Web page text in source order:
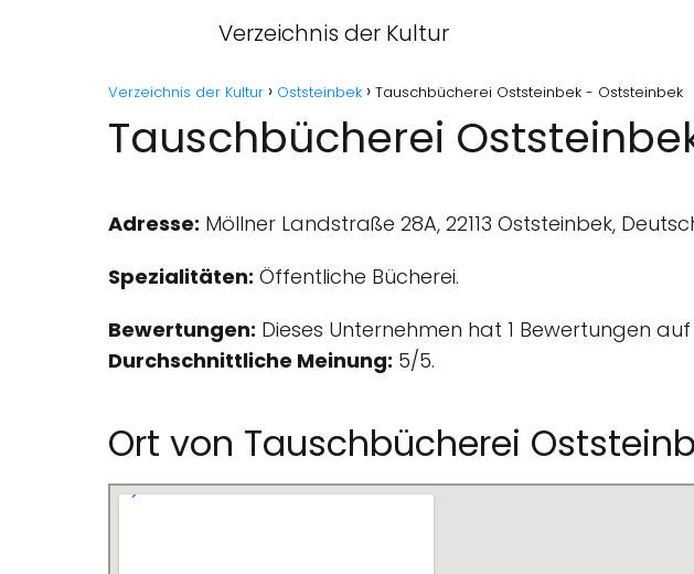
Verzeichnis der Kultur
Verzeichnis der Kultur Oststeinbek Tauschbücherei Oststeinbek - Oststeinbek
Tauschbücherei
Adresse: Möllner Landstraße 28A, 22113 Oststeinbek,
Spezialitäten: Öffentliche Bücherei.
Bewertungen: Dieses Unternehmen hat 1 Bewertungen auf
Durchschnittliche Meinung: 5/5.
Ort von Tauschbücherei